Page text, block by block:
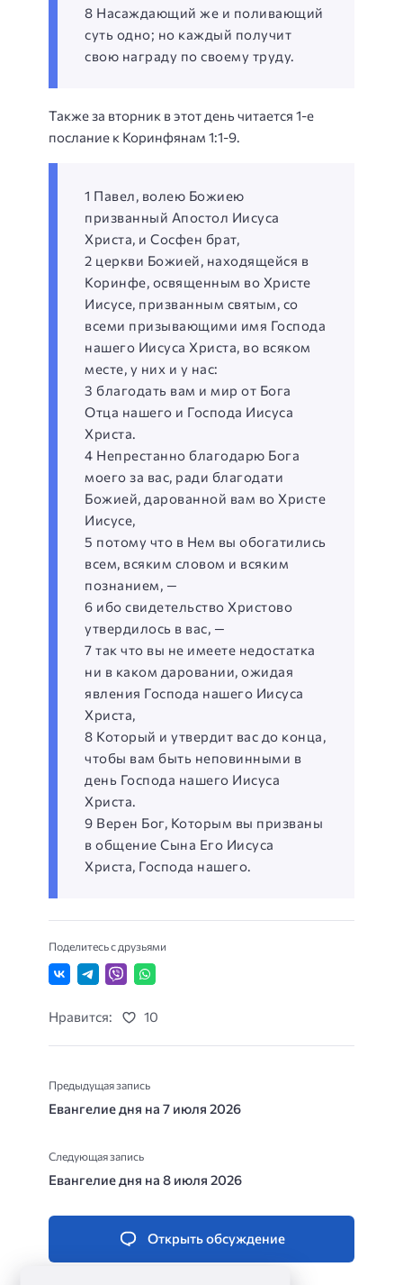
8 Насаждающий же и поливающий
суть одно; но каждый получит
свою награду по своему труду.
Также за вторник в этот день читается 1-е
послание к Коринфянам 1:1-9.
1 Павел, волею Божиею
призванный Апостол Иисуса
Христа, и Сосфен брат,
2 церкви Божией, находящейся в
Коринфе, освященным во Христе
Иисусе, призванным святым, со
всеми призывающими имя Господа
нашего Иисуса Христа, во всяком
месте, у них и у нас:
3 благодать вам и мир от Бога
Отца нашего и Господа Иисуса
Христа.
4 Непрестанно благодарю Бога
моего за вас, ради благодати
Божией, дарованной вам во Христе
Иисусе,
5 потому что в Нем вы обогатились
всем, всяким словом и всяким
познанием, —
6 ибо свидетельство Христово
утвердилось в вас, —
7 так что вы не имеете недостатка
ни в каком даровании, ожидая
явления Господа нашего Иисуса
Христа,
8 Который и утвердит вас до конца,
чтобы вам быть неповинными в
день Господа нашего Иисуса
Христа.
9 Верен Бог, Которым вы призваны
в общение Сына Его Иисуса
Христа, Господа нашего.
Поделитесь с друзьями
Нравится: 10
Предыдущая запись
Евангелие дня на 7 июля 2026
Следующая запись
Евангелие дня на 8 июля 2026
Открыть обсуждение